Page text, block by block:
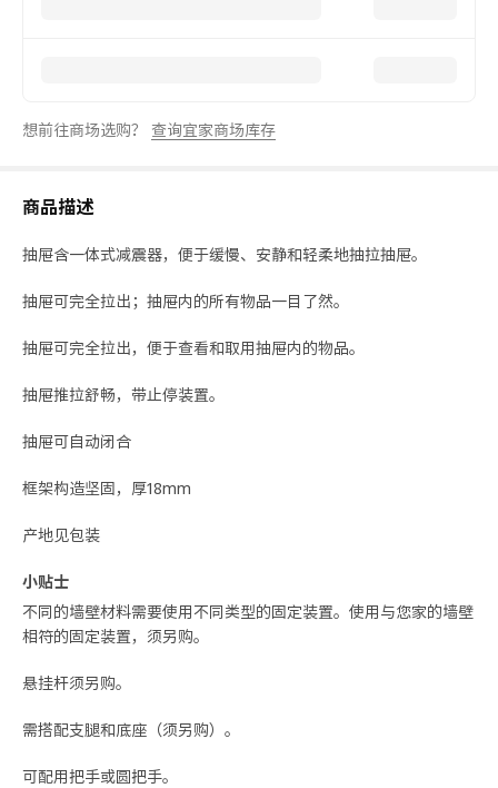
想前往商场选购？ 查询宜家商场库存
商品描述
抽屉含一体式减震器，便于缓慢、安静和轻柔地抽拉抽屉。
抽屉可完全拉出；抽屉内的所有物品一目了然。
抽屉可完全拉出，便于查看和取用抽屉内的物品。
抽屉推拉舒畅，带止停装置。
抽屉可自动闭合
框架构造坚固，厚18mm
产地见包装
小贴士
不同的墙壁材料需要使用不同类型的固定装置。使用与您家的墙壁
相符的固定装置，须另购。
悬挂杆须另购。
需搭配支腿和底座（须另购）。
可配用把手或圆把手。